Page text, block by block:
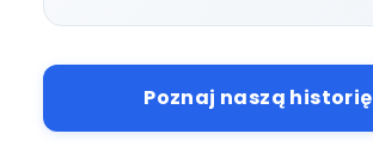
Poznaj naszą historię